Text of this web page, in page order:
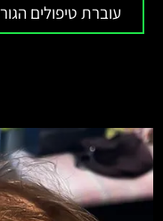
עוברת טיפולים